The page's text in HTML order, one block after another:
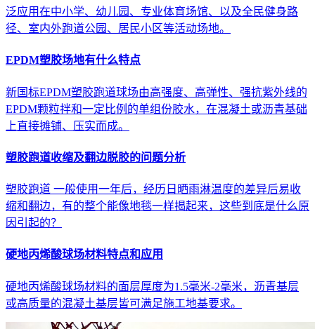
泛应用在中小学、幼儿园、专业体育场馆、以及全民健身路
径、室内外跑道公园、居民小区等活动场地。
EPDM塑胶场地有什么特点
新国标EPDM塑胶跑道球场由高强度、高弹性、强抗紫外线的
EPDM颗粒拌和一定比例的单组份胶水，在混凝土或沥青基础
上直接摊铺、压实而成。
塑胶跑道收缩及翻边脱胶的问题分析
塑胶跑道 一般使用一年后，经历日晒雨淋温度的差异后易收
缩和翻边，有的整个能像地毯一样揭起来，这些到底是什么原
因引起的？
硬地丙烯酸球场材料特点和应用
硬地丙烯酸球场材料的面层厚度为1.5毫米-2毫米，沥青基层
或高质量的混凝土基层皆可满足施工地基要求。